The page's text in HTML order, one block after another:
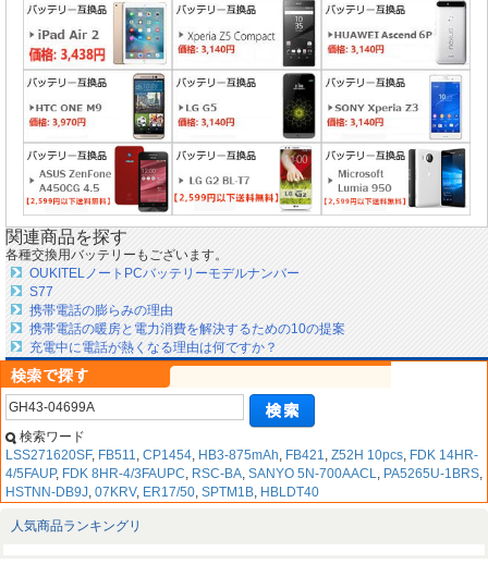
関連商品を探す
各種交換用バッテリーもございます。
OUKITELノートPCバッテリーモデルナンバー
S77
携帯電話の膨らみの理由
携帯電話の暖房と電力消費を解決するための10の提案
充電中に電話が熱くなる理由は何ですか？
検索ワード
LSS271620SF, FB511, CP1454, HB3-875mAh, FB421, Z52H 10pcs, FDK 14HR-
4/5FAUP, FDK 8HR-4/3FAUPC, RSC-BA, SANYO 5N-700AACL, PA5265U-1BRS,
HSTNN-DB9J, 07KRV, ER17/50, SPTM1B, HBLDT40
人気商品ランキングリ